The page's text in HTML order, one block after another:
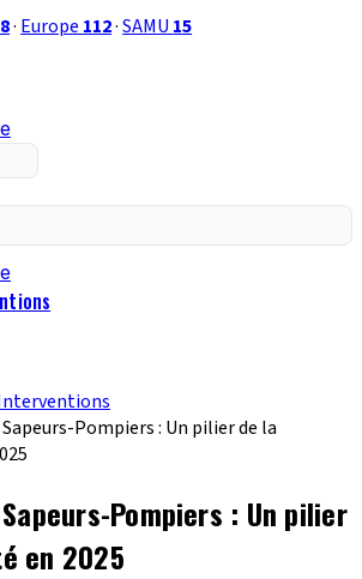
· Europe 112·SAMU 15
Pompiers : Un pilier de la
Pompiers : Un pilier
en 2025